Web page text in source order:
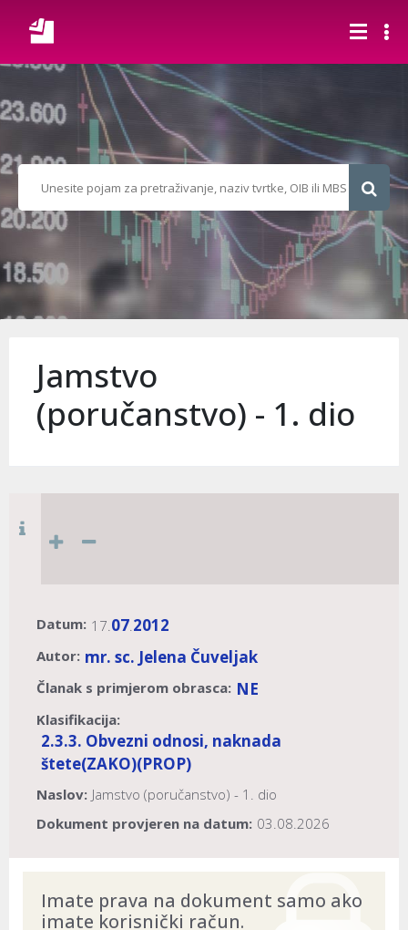
Jamstvo
(poručanstvo) - 1. dio
Datum: 17.07.2012
Autor: mr. sc. Jelena Čuveljak
Članak s primjerom obrasca: NE
Klasifikacija:
2.3.3. Obvezni odnosi, naknada
štete(ZAKO)(PROP)
Naslov: Jamstvo (poručanstvo) - 1. dio
Dokument provjeren na datum: 03.08.2026
Imate prava na dokument samo ako
imate korisnički račun.